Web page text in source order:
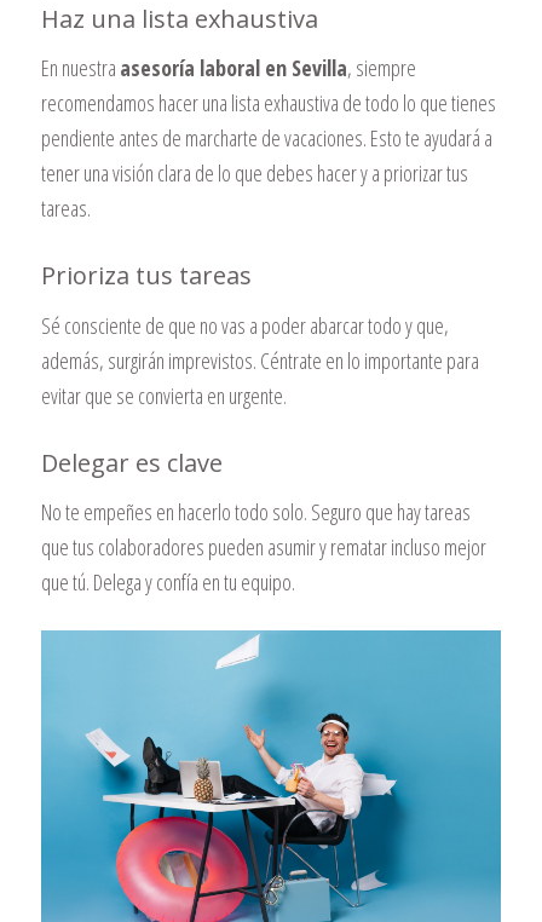
Haz una lista exhaustiva
En nuestra asesoría laboral en Sevilla, siempre
recomendamos hacer una lista exhaustiva de todo lo que tienes
pendiente antes de marcharte de vacaciones. Esto te ayudará a
tener una visión clara de lo que debes hacer y a priorizar tus
tareas.
Prioriza tus tareas
Sé consciente de que no vas a poder abarcar todo y que,
además, surgirán imprevistos. Céntrate en lo importante para
evitar que se convierta en urgente.
Delegar es clave
No te empeñes en hacerlo todo solo. Seguro que hay tareas
que tus colaboradores pueden asumir y rematar incluso mejor
que tú. Delega y confía en tu equipo.